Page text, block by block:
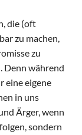
die (oft
zu machen,
zu
Denn während
eine eigene
in uns
Ärger, wenn
sondern